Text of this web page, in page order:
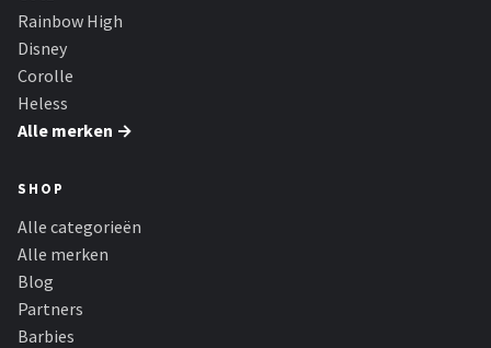
Rainbow High
Disney
Corolle
Heless
Alle merken →
SHOP
Alle categorieën
Alle merken
Blog
Partners
Barbies